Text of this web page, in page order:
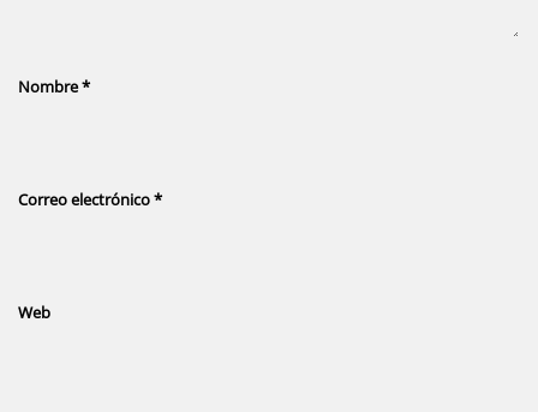
Nombre*
Correo electrónico*
Web